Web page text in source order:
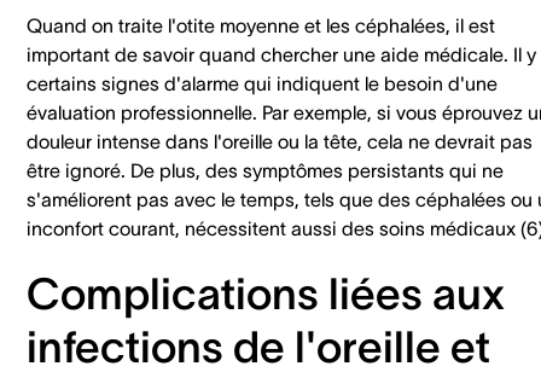
Quand on traite l'otite moyenne et les céphalées, il est
important de savoir quand chercher une aide médicale. Il y
certains signes d'alarme qui indiquent le besoin d'une
évaluation professionnelle. Par exemple, si vous éprouvez
douleur intense dans l'oreille ou la tête, cela ne devrait pas
être ignoré. De plus, des symptômes persistants qui ne
s'améliorent pas avec le temps, tels que des céphalées ou
inconfort courant, nécessitent aussi des soins médicaux
Complications liées aux
infections de l'oreille et